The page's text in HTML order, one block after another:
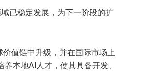
已稳定发展，为下一阶段的扩
值链中升级，并在国际市场上
本地AI人才，使其具备开发、